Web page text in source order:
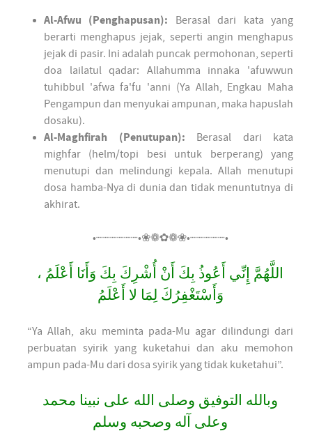
Al-Afwu (Penghapusan): Berasal dari kata yang
berarti menghapus jejak, seperti angin menghapus
jejak di pasir. Ini adalah puncak permohonan, seperti
doa lailatul qadar: Allahumma innaka 'afuwwun
tuhibbul 'afwa fa'fu 'anni (Ya Allah, Engkau Maha
Pengampun dan menyukai ampunan, maka hapuslah
dosaku).
Al-Maghfirah (Penutupan): Berasal dari kata
mighfar (helm/topi besi untuk berperang) yang
menutupi dan melindungi kepala. Allah menutupi
dosa hamba-Nya di dunia dan tidak menuntutnya di
akhirat.
•┈┈┈┈┈┈•❀❁✿❁❀•┈┈┈┈┈•
اللَّهُمَّ إِنِّي أَعُوذُ بِكَ أَنْ أُشْرِكَ بِكَ وَأَنَا أَعْلَمُ ،
وَأَسْتَغْفِرُكَ لِمَا لا أَعْلَمُ
“Ya Allah, aku meminta pada-Mu agar dilindungi dari
perbuatan syirik yang kuketahui dan aku memohon
ampun pada-Mu dari dosa syirik yang tidak kuketahui”.
وبالله التوفيق وصلى الله على نبينا محمد
وعلى آله وصحبه وسلم